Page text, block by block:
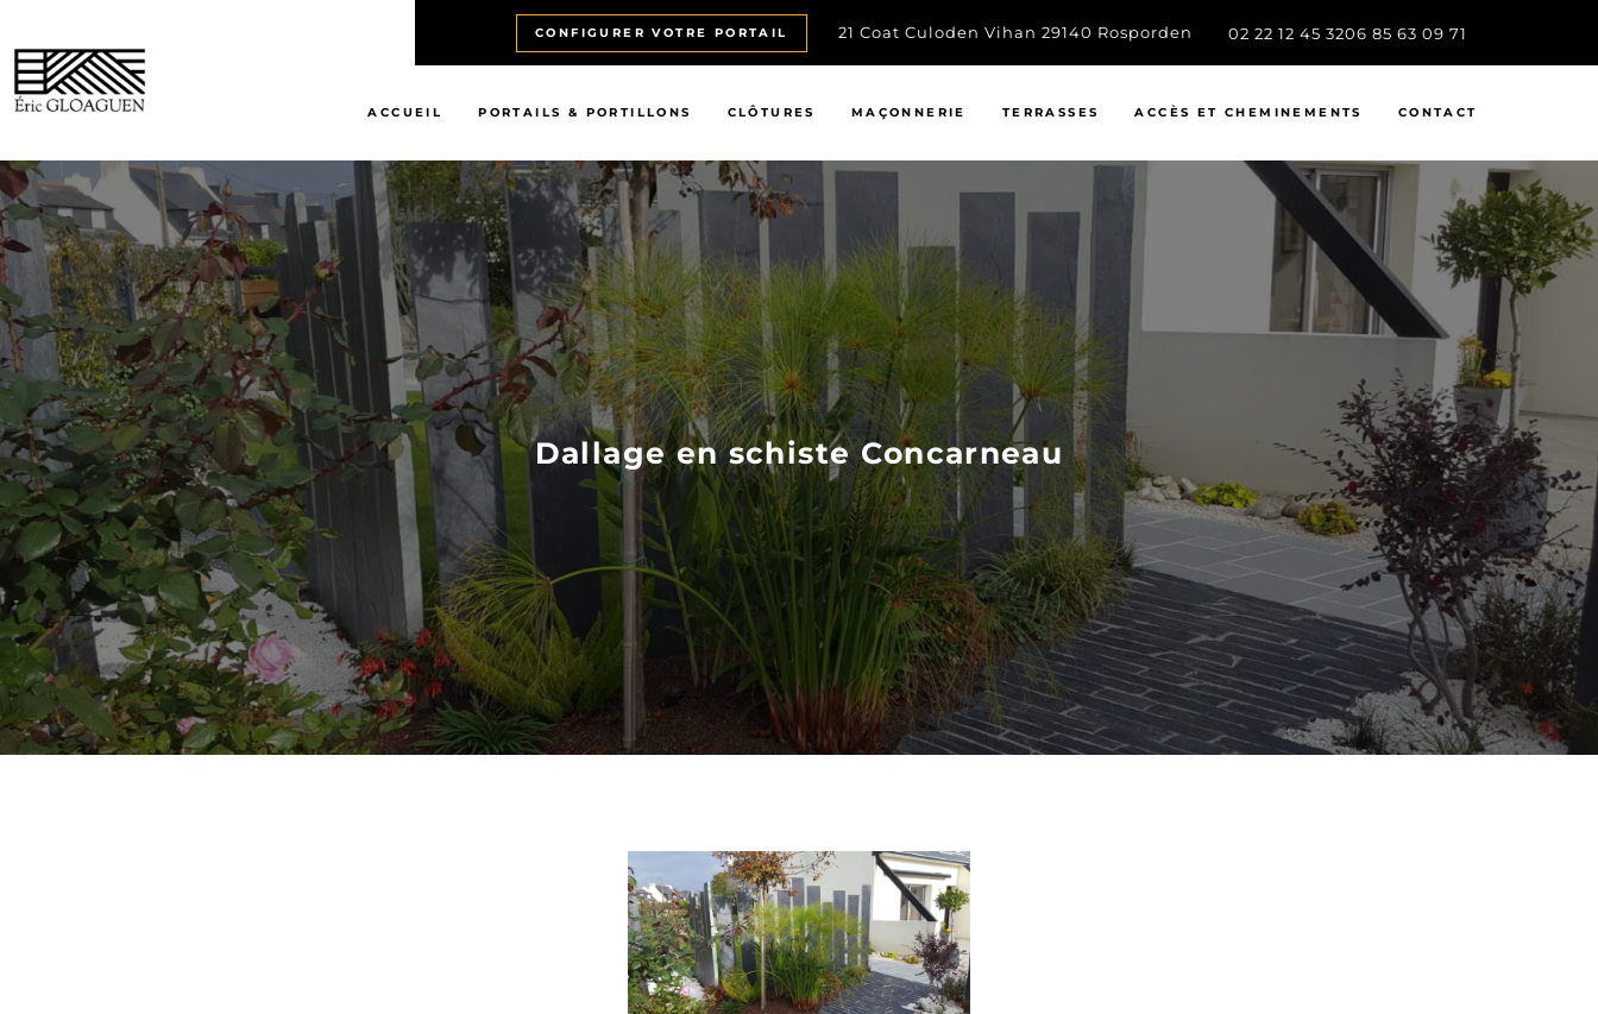
CONFIGURER VOTRE PORTAIL 21 Coat Culoden Vihan 29140 Rosporden 02 22 12 45 3206 85 63 09 71
ACCUEIL PORTAILS & PORTILLONS CLÔTURES MAÇONNERIE TERRASSES ACCÈS ET CHEMINEMENTS CONTACT
Dallage en schiste Concarneau